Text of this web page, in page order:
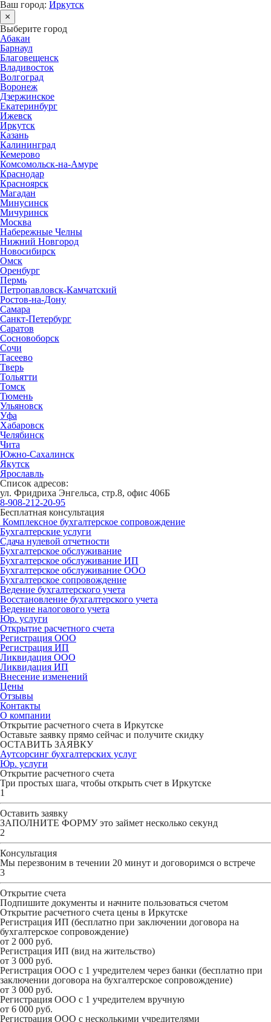
Ваш город: Иркутск
×
Выберите город
Абакан
Барнаул
Благовещенск
Владивосток
Волгоград
Воронеж
Дзержинское
Екатеринбург
Ижевск
Иркутск
Казань
Калининград
Кемерово
Комсомольск-на-Амуре
Краснодар
Красноярск
Магадан
Минусинск
Мичуринск
Москва
Набережные Челны
Нижний Новгород
Новосибирск
Омск
Оренбург
Пермь
Петропавловск-Камчатский
Ростов-на-Дону
Самара
Санкт-Петербург
Саратов
Сосновоборск
Сочи
Тасеево
Тверь
Тольятти
Томск
Тюмень
Ульяновск
Уфа
Хабаровск
Челябинск
Чита
Южно-Сахалинск
Якутск
Ярославль
Список адресов:
ул. Фридриха Энгельса, стр.8, офис 406Б
8-908-212-20-95
Бесплатная консультация
Комплексное бухгалтерское сопровождение
Бухгалтерские услуги
Сдача нулевой отчетности
Бухгалтерское обслуживание
Бухгалтерское обслуживание ИП
Бухгалтерское обслуживание ООО
Бухгалтерское сопровождение
Ведение бухгалтерского учета
Восстановление бухгалтерского учета
Ведение налогового учета
Юр. услуги
Открытие расчетного счета
Регистрация ООО
Регистрация ИП
Ликвидация ООО
Ликвидация ИП
Внесение изменений
Цены
Отзывы
Контакты
О компании
Открытие расчетного счета в Иркутске
Оставьте заявку прямо сейчас и получите скидку
ОСТАВИТЬ ЗАЯВКУ
Аутсорсинг бухгалтерских услуг
Юр. услуги
Открытие расчетного счета
Три простых шага, чтобы открыть счет в Иркутске
1
Оставить заявку
ЗАПОЛНИТЕ ФОРМУэто займет несколько секунд
2
Консультация
Мы перезвоним в течении 20 минут и договоримся о встрече
3
Открытие счета
Подпишите документы и начните пользоваться счетом
Открытие расчетного счета цены в Иркутске
Регистрация ИП (бесплатно при заключении договора на
бухгалтерское сопровождение)
от 2 000 руб.
Регистрация ИП (вид на жительство)
от 3 000 руб.
Регистрация ООО с 1 учредителем через банки (бесплатно при
заключении договора на бухгалтерское сопровождение)
от 3 000 руб.
Регистрация ООО с 1 учредителем вручную
от 6 000 руб.
Регистрация ООО с несколькими учредителями